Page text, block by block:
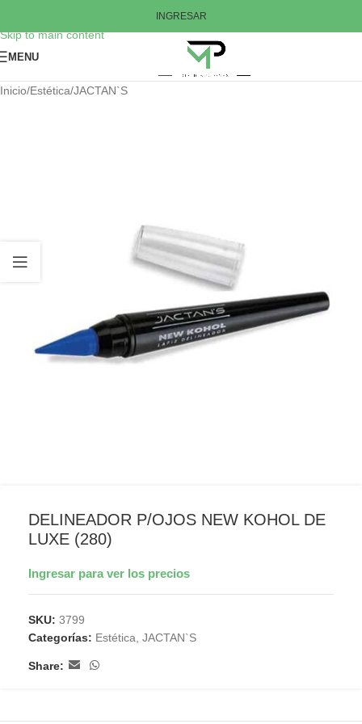
Skip to main content
INGRESAR
MENU
Inicio/Estética/JACTAN`S
DELINEADOR P/OJOS NEW KOHOL DE
LUXE (280)
Ingresar para ver los precios
SKU: 3799
Categorías: Estética JACTAN`S
Share: